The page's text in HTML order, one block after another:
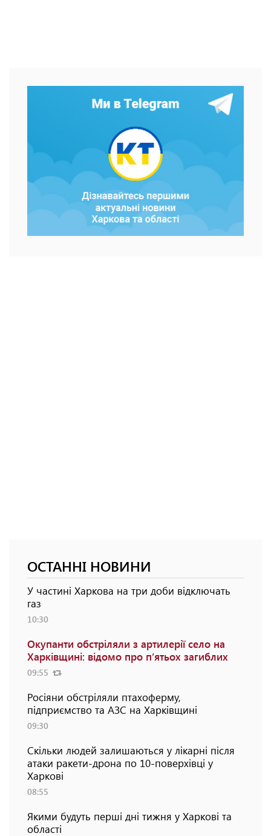
ОСТАННІ НОВИНИ
У частині Харкова на три доби відключать
газ
10:30
Окупанти обстріляли з артилерії село на
Харківщині: відомо про п’ятьох загиблих
09:55
Росіяни обстріляли птахоферму,
підприємство та АЗС на Харківщині
09:30
Скільки людей залишаються у лікарні після
атаки ракети-дрона по 10-поверхівці у
Харкові
08:55
Якими будуть перші дні тижня у Харкові та
області